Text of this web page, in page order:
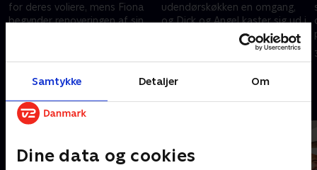
Samtykke Detaljer Om
Dine data og cookies
for deres voliere, mens Fiona
begynder renoveringen af sin
udendørskøkken en omgang,
og Dick og Angel kaster sig ud i
en renovering af deres
imponerende fem-meter høje
trappe.
31. oktober 2020 • 43 min
Andre så også